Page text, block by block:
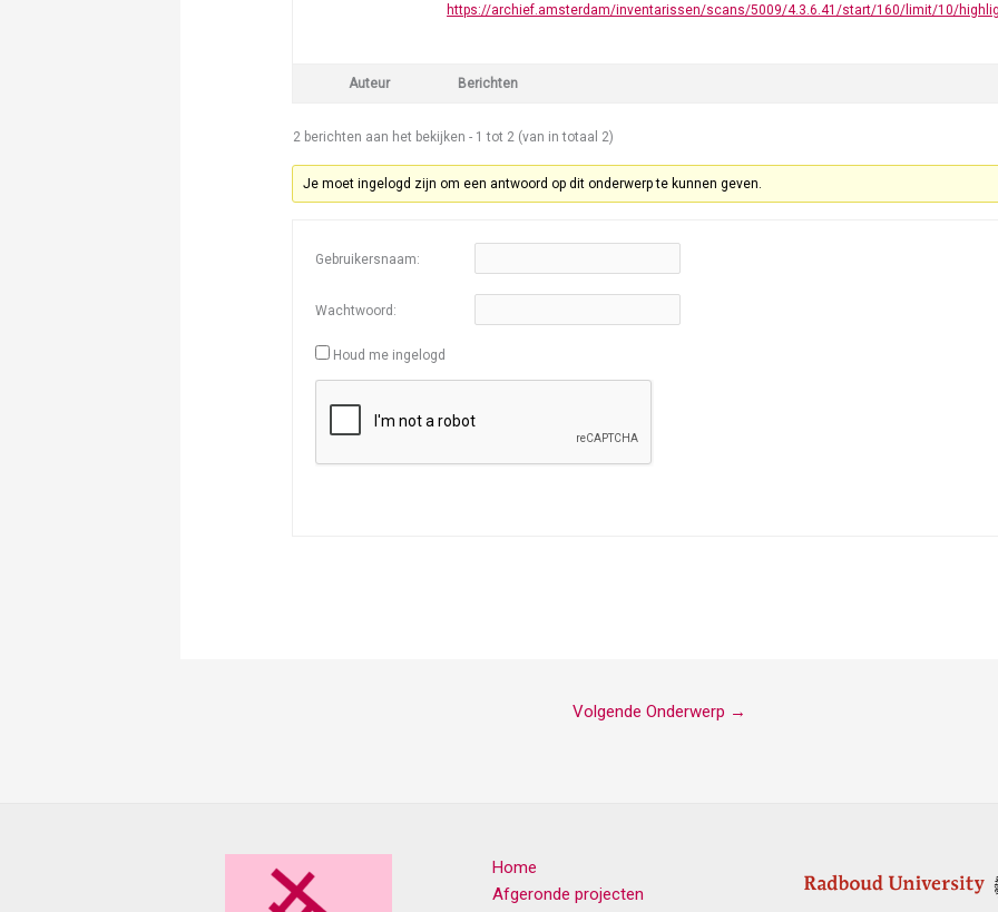
https://archief.amsterdam/inventarissen/scans/5009/4.3.6.41/start/160/limit/10/
Auteur Berichten
2 berichten aan het bekijken - 1 tot 2 (van in totaal 2)
Je moet ingelogd zijn om een antwoord op dit onderwerp te kunnen geven.
Gebruikersnaam:
Wachtwoord:
Houd me ingelogd
Volgende Onderwerp →
Home
Afgeronde projecten